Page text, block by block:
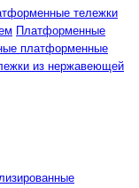
тележки
Платформенные
платформенные
из нержавеющей